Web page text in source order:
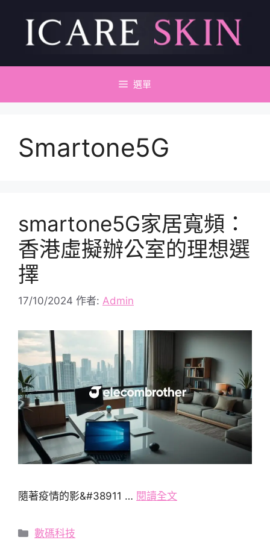
內
選單
Smartone5G
smartone5G家居寬頻：
香港虛擬辦公室的理想選
擇
17/10/2024 作者: Admin
隨著疫情的影&#38911 … 閱讀全文
分
數碼科技